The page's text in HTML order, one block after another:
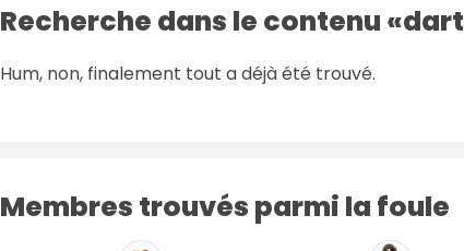
Recherche dans le contenu dart
Hum, non, finalement tout a déjà été trouvé.
Membres trouvés parmi la foule